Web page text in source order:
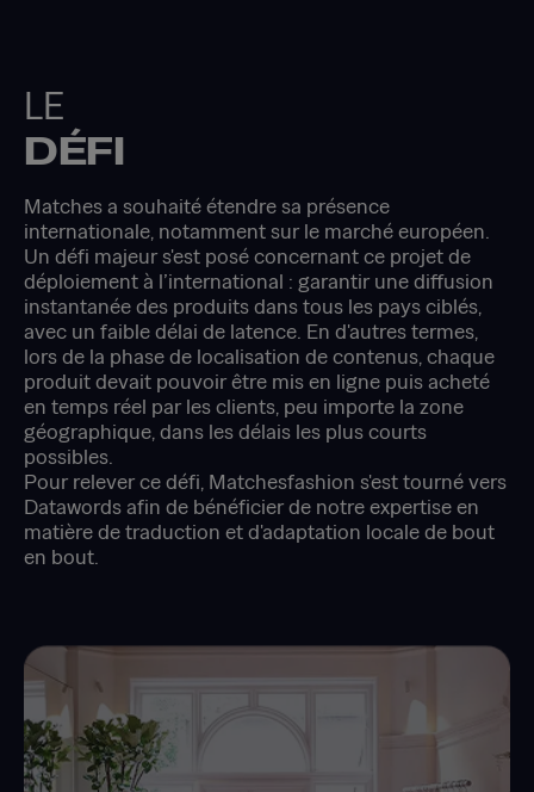
LE
DÉFI
Matches a souhaité étendre sa présence
internationale, notamment sur le marché européen.
Un défi majeur s'est posé concernant ce projet de
déploiement à l’international : garantir une diffusion
instantanée des produits dans tous les pays ciblés,
avec un faible délai de latence. En d'autres termes,
lors de la phase de localisation de contenus, chaque
produit devait pouvoir être mis en ligne puis acheté
en temps réel par les clients, peu importe la zone
géographique, dans les délais les plus courts
possibles.
Pour relever ce défi, Matchesfashion s'est tourné vers
Datawords afin de bénéficier de notre expertise en
matière de traduction et d'adaptation locale de bout
en bout.